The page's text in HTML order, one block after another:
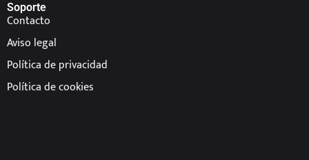
Soporte
Contacto
Aviso legal
Política de privacidad
Política de cookies